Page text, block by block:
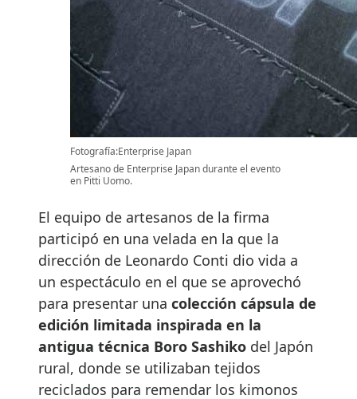
Fotografía:Enterprise Japan
Artesano de Enterprise Japan durante el evento
en Pitti Uomo.
El equipo de artesanos de la firma
participó en una velada en la que la
dirección de Leonardo Conti dio vida a
un espectáculo en el que se aprovechó
para presentar una colección cápsula de
edición limitada inspirada en la
antigua técnica Boro Sashiko del Japón
rural, donde se utilizaban tejidos
reciclados para remendar los kimonos